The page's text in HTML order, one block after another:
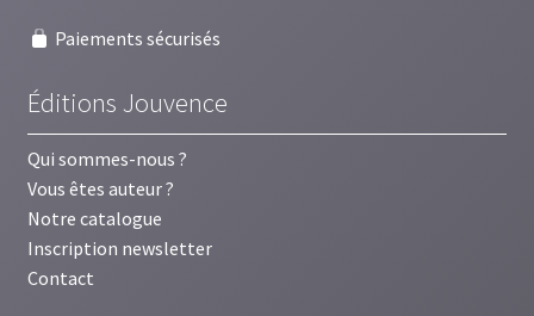
Paiements sécurisés
Éditions Jouvence
Qui sommes-nous ?
Vous êtes auteur ?
Notre catalogue
Inscription newsletter
Contact